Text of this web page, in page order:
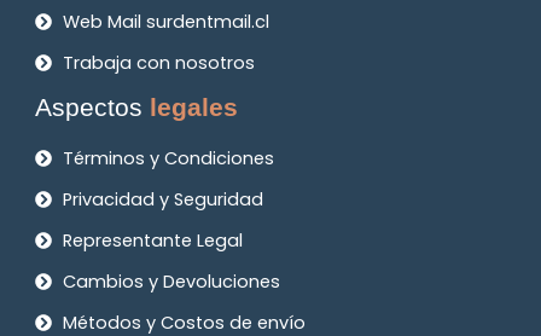
Web Mail surdentmail.cl
Trabaja con nosotros
Aspectos legales
Términos y Condiciones
Privacidad y Seguridad
Representante Legal
Cambios y Devoluciones
Métodos y Costos de envío